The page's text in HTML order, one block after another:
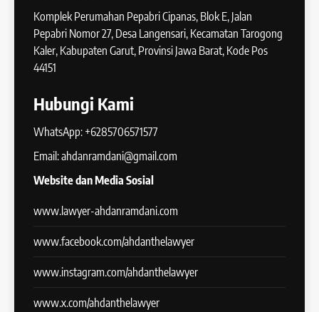
Komplek Perumahan Pepabri Cipanas, Blok E, Jalan
Pepabri Nomor 27, Desa Langensari, Kecamatan Tarogong
Kaler, Kabupaten Garut, Provinsi Jawa Barat, Kode Pos
44151
Hubungi Kami
WhatsApp: +6285706571577
Email: ahdanramdani@gmail.com
Website dan Media Sosial
www.lawyer-ahdanramdani.com
www.facebook.com/ahdanthelawyer
www.instagram.com/ahdanthelawyer
www.x.com/ahdanthelawyer